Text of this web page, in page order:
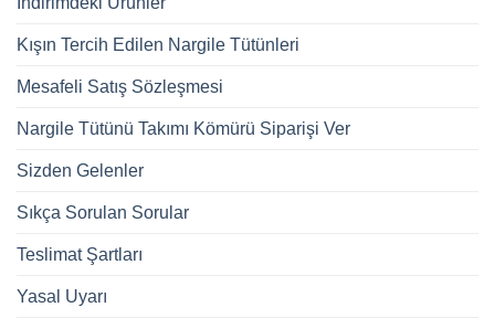
Kışın Tercih Edilen Nargile Tütünleri
Mesafeli Satış Sözleşmesi
Nargile Tütünü Takımı Kömürü Siparişi Ver
Sizden Gelenler
Sıkça Sorulan Sorular
Teslimat Şartları
Yasal Uyarı